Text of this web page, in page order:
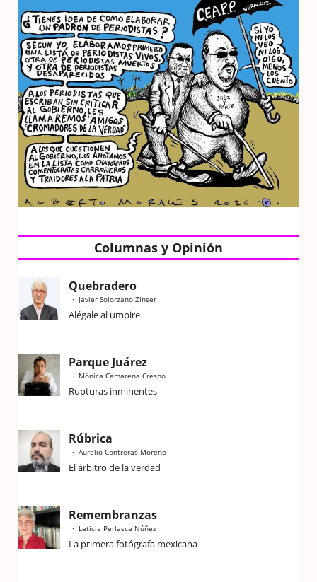
Columnas y Opinión
Quebradero
Javier Solorzano Zinser
Alégale al umpire
Parque Juárez
Mónica Camarena Crespo
Rupturas inminentes
Rúbrica
Aurelio Contreras Moreno
El árbitro de la verdad
Remembranzas
Leticia Perlasca Núñez
La primera fotógrafa mexicana